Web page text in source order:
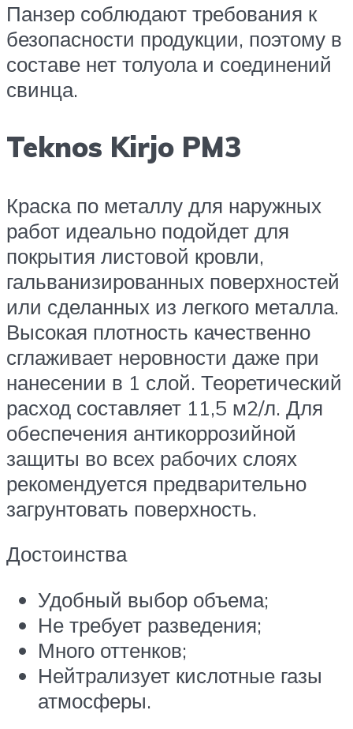
Панзер соблюдают требования к
безопасности продукции, поэтому в
составе нет толуола и соединений
свинца.
Teknos Kirjo PM3
Краска по металлу для наружных
работ идеально подойдет для
покрытия листовой кровли,
гальванизированных поверхностей
или сделанных из легкого металла.
Высокая плотность качественно
сглаживает неровности даже при
нанесении в 1 слой. Теоретический
расход составляет 11,5 м2/л. Для
обеспечения антикоррозийной
защиты во всех рабочих слоях
рекомендуется предварительно
загрунтовать поверхность.
Достоинства
Удобный выбор объема;
Не требует разведения;
Много оттенков;
Нейтрализует кислотные газы
атмосферы.